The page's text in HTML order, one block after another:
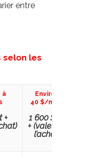
entre
selon les
à
+
Environ
40 $/mois
1 600 $ et
+ (valeur à
l’achat)